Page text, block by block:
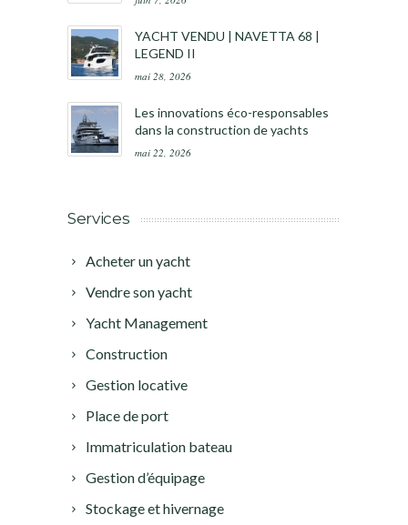
YACHT VENDU | NAVETTA 68 |
LEGEND II
mai 28, 2026
Les innovations éco-responsables
dans la construction de yachts
mai 22, 2026
Services
Acheter un yacht
Vendre son yacht
Yacht Management
Construction
Gestion locative
Place de port
Immatriculation bateau
Gestion d’équipage
Stockage et hivernage